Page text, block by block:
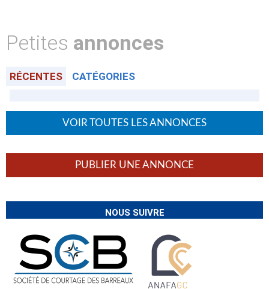
Petites annonces
RÉCENTES CATÉGORIES
VOIR TOUTES LES ANNONCES
PUBLIER UNE ANNONCE
NOUS SUIVRE